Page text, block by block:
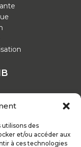
des
et/ou accéder aux
à ces technologies